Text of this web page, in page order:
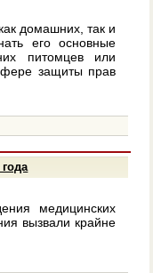
домашних, так и
его основные
питомцев или
защиты прав
медицинских
вызвали крайне